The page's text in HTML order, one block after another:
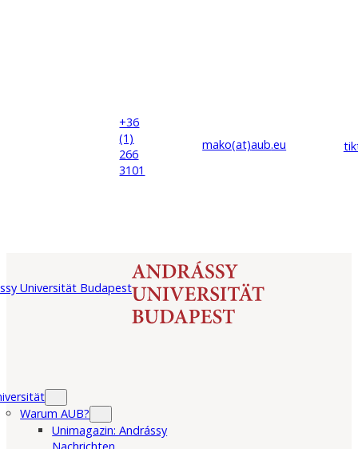
+36
(1)
266
3101
mako(at)aub.eu
Warum AUB?
Unimagazin: Andrássy